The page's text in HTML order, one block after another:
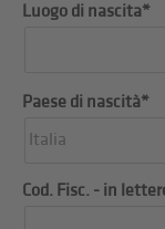
Luogo di nascita*
Paese di nascità*
Italia
Cod. Fisc. - in